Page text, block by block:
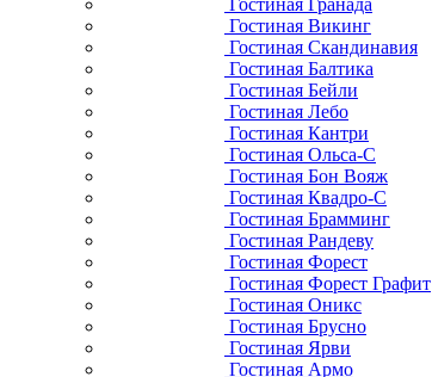
Гостиная Викинг
Гостиная Скандинавия
Гостиная Балтика
Гостиная Бейли
Гостиная Лебо
Гостиная Кантри
Гостиная Ольса-С
Гостиная Бон Вояж
Гостиная Квадро-С
Гостиная Брамминг
Гостиная Рандеву
Гостиная Форест
Гостиная Форест Графит
Гостиная Оникс
Гостиная Брусно
Гостиная Ярви
Гостиная Армо